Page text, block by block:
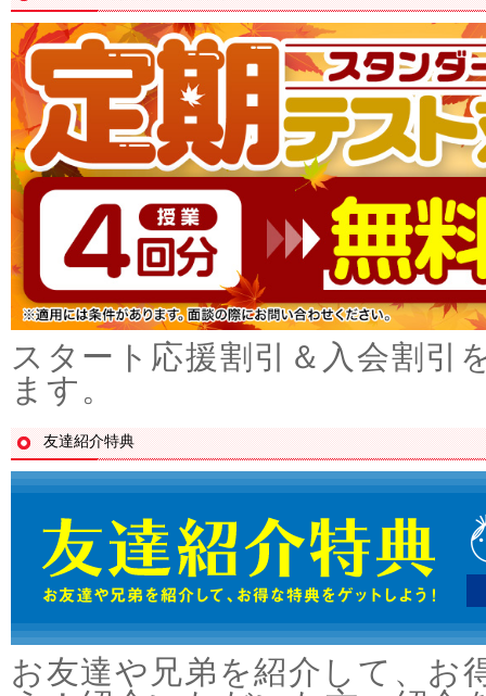
スタート応援割引＆入会割引
ます。
友達紹介特典
お友達や兄弟を紹介して、お